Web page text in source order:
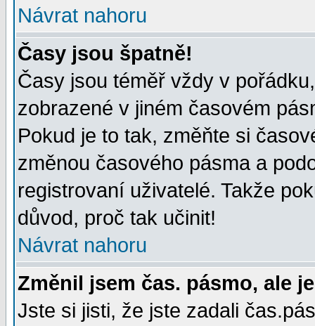
Návrat nahoru
Časy jsou špatně!
Časy jsou téměř vždy v
zobrazené v jiném časovém
Pokud je to tak, změňte si
změnou časového pásma a
registrovaní uživatelé. Takže
důvod, proč tak učinit!
Návrat nahoru
Změnil jsem čas. pásmo, ale
Jste si jisti, že jste zadali